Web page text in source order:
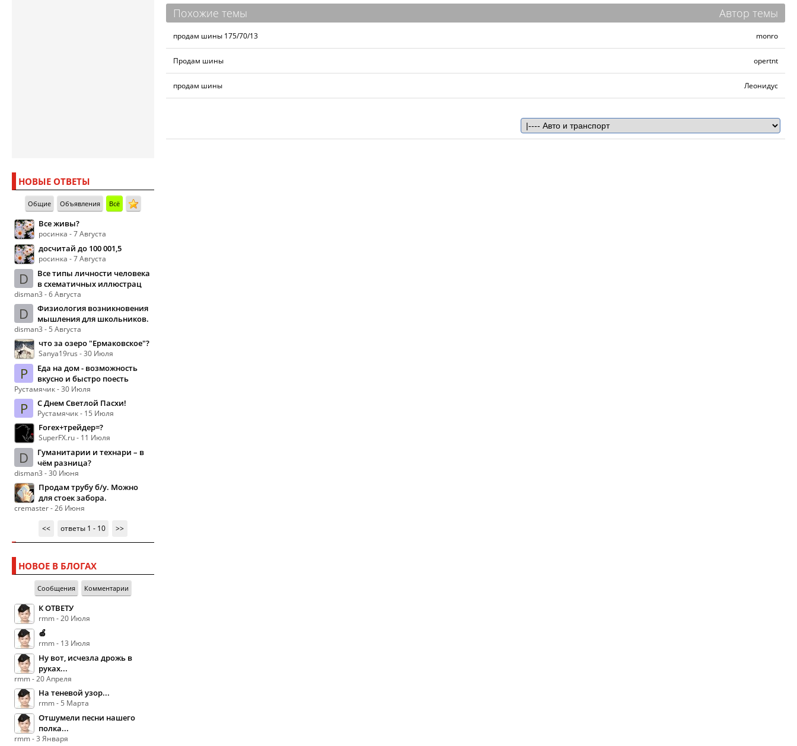
НОВЫЕ ОТВЕТЫ
Общие Объявления Всё
Все живы?
росинка - 7 Августа
досчитай до 100 001,5
росинка - 7 Августа
D
Все типы личности человека
в схематичных иллюстрац
disman3 - 6 Августа
D
Физиология возникновения
мышления для школьников.
disman3 - 5 Августа
что за озеро "Ермаковское"?
Sanya19rus - 30 Июля
Р
Еда на дом - возможность
вкусно и быстро поесть
Рустамячик - 30 Июля
Р С Днем Светлой Пасхи!
Рустамячик - 15 Июля
Forex+трейдер=?
SuperFX.ru - 11 Июля
D
Гуманитарии и технари – в
чём разница?
disman3 - 30 Июня
Продам трубу б/у. Можно
для стоек забора.
cremaster - 26 Июня
<<
ответы 1 - 10 >>
НОВОЕ В БЛОГАХ
Сообщения Комментарии
К ОТВЕТУ
rmm - 20 Июля
🍏
rmm - 13 Июля
Ну вот, исчезла дрожь в
руках...
rmm - 20 Апреля
На теневой узор...
rmm - 5 Марта
Отшумели песни нашего
полка...
rmm - 3 Января
Похожие темы Автор темы
продам шины 175/70/13 monro
Продам шины opertnt
продам шины Леонидус